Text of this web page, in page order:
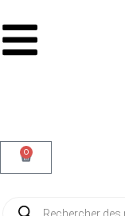
0
Panier